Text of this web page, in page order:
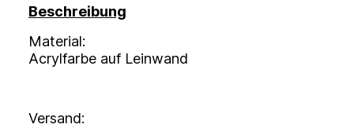
Beschreibung
Material:
Acrylfarbe auf Leinwand
Versand: